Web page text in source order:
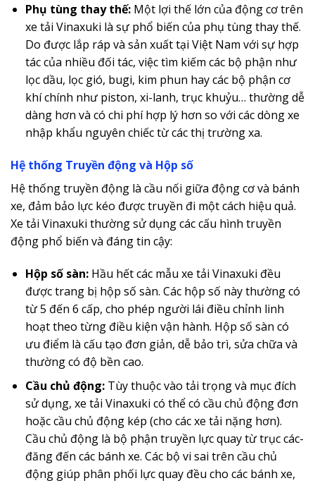
Phụ tùng thay thế:Một lợi thế lớn của động cơ trên
xe tải Vinaxuki là sự phổ biến của phụ tùng thay thế.
Do được lắp ráp và sản xuất tại Việt Nam với sự hợp
tác của nhiều đối tác, việc tìm kiếm các bộ phận như
lọc dầu, lọc gió, bugi, kim phun hay các bộ phận cơ
khí chính như piston, xi-lanh, trục khuỷu… thường dễ
dàng hơn và có chi phí hợp lý hơn so với các dòng xe
nhập khẩu nguyên chiếc từ các thị trường xa.
Hệ thống Truyền động và Hộp số
Hệ thống truyền động là cầu nối giữa động cơ và bánh
xe, đảm bảo lực kéo được truyền đi một cách hiệu quả.
Xe tải Vinaxuki thường sử dụng các cấu hình truyền
động phổ biến và đáng tin cậy:
Hộp số sàn:Hầu hết các mẫu xe tải Vinaxuki đều
được trang bị hộp số sàn. Các hộp số này thường có
từ 5 đến 6 cấp, cho phép người lái điều chỉnh linh
hoạt theo từng điều kiện vận hành. Hộp số sàn có
ưu điểm là cấu tạo đơn giản, dễ bảo trì, sửa chữa và
thường có độ bền cao.
Cầu chủ động:Tùy thuộc vào tải trọng và mục đích
sử dụng, xe tải Vinaxuki có thể có cầu chủ động đơn
hoặc cầu chủ động kép (cho các xe tải nặng hơn).
Cầu chủ động là bộ phận truyền lực quay từ trục các-
đăng đến các bánh xe. Các bộ vi sai trên cầu chủ
động giúp phân phối lực quay đều cho các bánh xe,